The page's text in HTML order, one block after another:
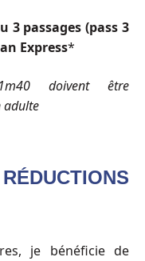
3 passages (pass 3
Express*
doivent être
adulte
je bénéficie de